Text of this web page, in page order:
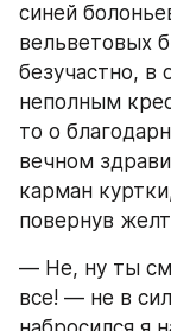
синей
вельветовых
безучастно, в
неполным
то о
вечном
карман
повернув
― Не, ну ты
все! ― не в